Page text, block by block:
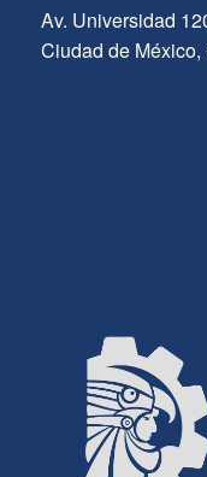
Av. Universidad
Ciudad de México,